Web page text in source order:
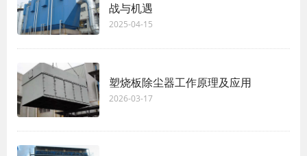
战与机遇
2025-04-15
塑烧板除尘器工作原理及应用
2026-03-17